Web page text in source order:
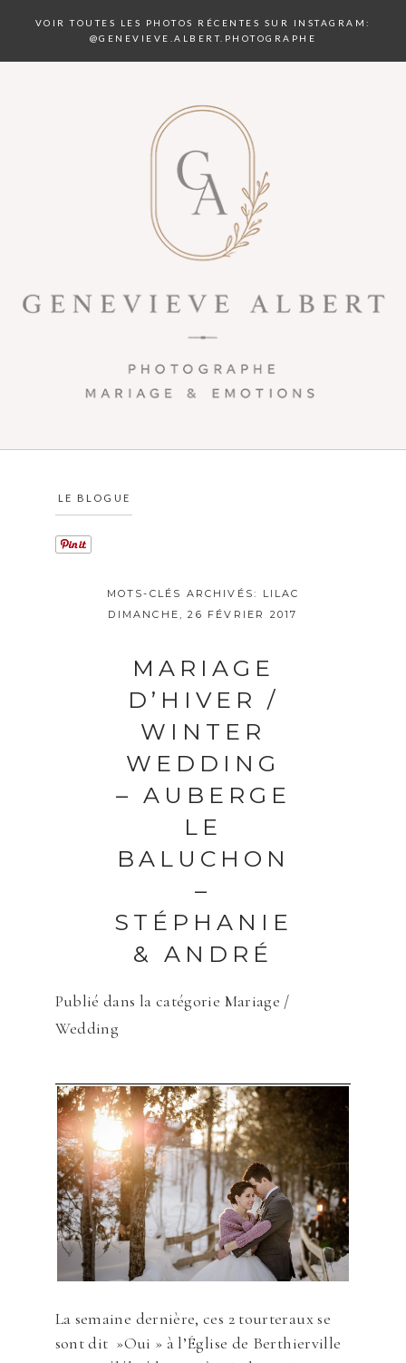
VOIR TOUTES LES PHOTOS RÉCENTES SUR INSTAGRAM:
@GENEVIEVE.ALBERT.PHOTOGRAPHE
LE BLOGUE
MOTS-CLÉS ARCHIVÉS:
LILAC
DIMANCHE, 26 FÉVRIER 2017
MARIAGE
D’HIVER /
WINTER
WEDDING
– AUBERGE
LE
BALUCHON
–
STÉPHANIE
& ANDRÉ
Publié dans la catégorie Mariage /
Wedding
La semaine dernière, ces 2 tourteraux se
sont dit »Oui » à l’Église de Berthierville